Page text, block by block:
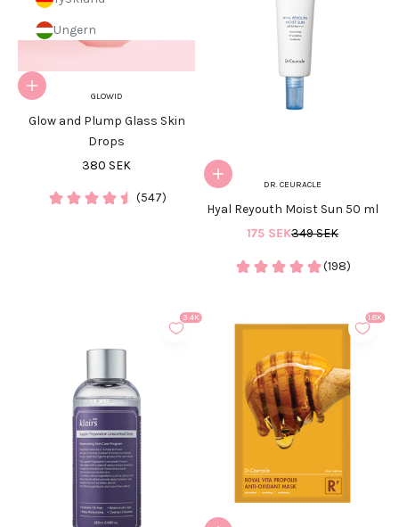
Ungern
Lägg i varukorgen
GLOWID
Glow and Plump Glass Skin
Drops
REA-pris
380 SEK
(547)
Lägg i varukorgen
DR. CEURACLE
Hyal Reyouth Moist Sun 50 ml
REA-pris
175 SEKPris
349 SEK
(198)
3.4K 1.8K